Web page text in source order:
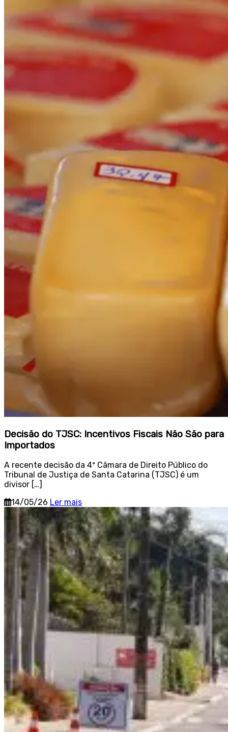
Decisão do TJSC: Incentivos Fiscais Não São para
Importados
A recente decisão da 4ª Câmara de Direito Público do
Tribunal de Justiça de Santa Catarina (TJSC) é um
divisor […]
14/05/26 Ler mais